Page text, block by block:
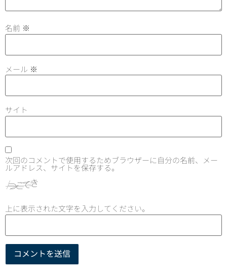
名前 ※
メール ※
サイト
次回のコメントで使用するためブラウザーに自分の名前、メー
ルアドレス、サイトを保存する。
上に表示された文字を入力してください。